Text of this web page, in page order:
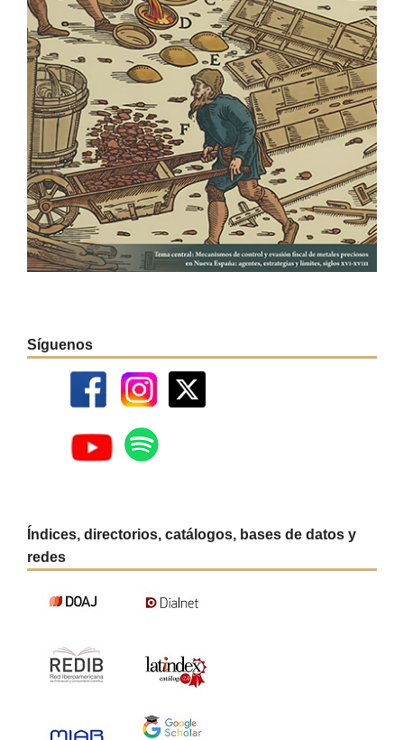
Síguenos
Índices, directorios, catálogos, bases de datos y
redes